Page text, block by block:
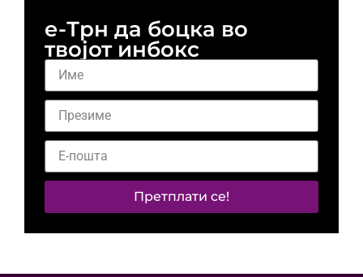
е-Трн да боцка во
твојот инбокс
Претплати се!